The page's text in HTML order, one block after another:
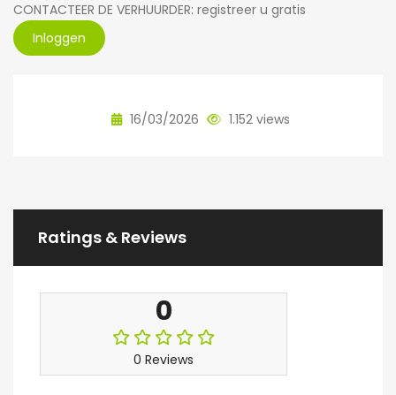
CONTACTEER DE VERHUURDER: registreer u gratis
Inloggen
16/03/2026 1.152 views
Ratings & Reviews
0
0 Reviews